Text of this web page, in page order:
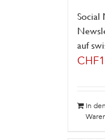
Social
auf
CHF
In den